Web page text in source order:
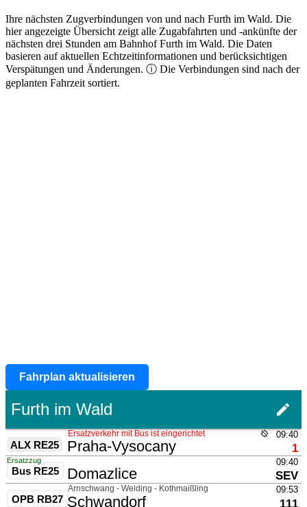
Ihre nächsten Zugverbindungen von und nach Furth im Wald. Die
hier angezeigte Übersicht zeigt alle Zugabfahrten und -ankünfte der
nächsten drei Stunden am Bahnhof Furth im Wald. Die Daten
basieren auf aktuellen Echtzeitinformationen und berücksichtigen
Verspätungen und Änderungen. ⓘ Die Verbindungen sind nach der
geplanten Fahrzeit sortiert.
Fahrplan aktualisieren